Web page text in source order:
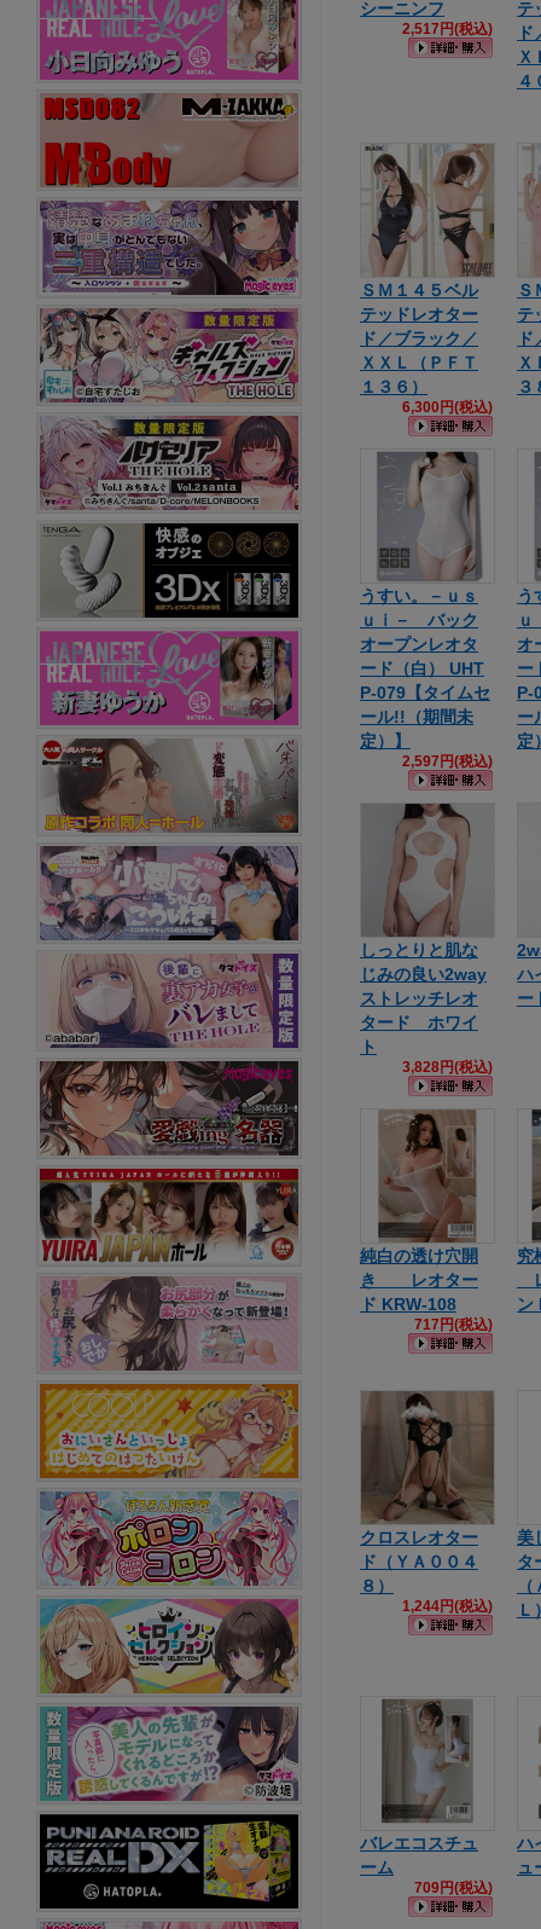
シーニンフ
2,517円(税込)
テ
Ｘ
４
ＳＭ１４５ベル
テッドレオター
ド／ブラック／
ＸＸＬ（ＰＦＴ
１３６）
6,300円(税込)
Ｓ
テ
Ｘ
３
うすい。－ｕｓ
ｕｉ－ バック
オープンレオタ
ード（白） UHT
P-079【タイムセ
ール!!（期間未
定）】
2,597円(税込)
う
オ
ー
P-
ー
定
しっとりと肌な
じみの良い2way
ストレッチレオ
タード ホワイ
ト
3,828円(税込)
ハ
ー
純白の透け穴開
き レオター
ド KRW-108
717円(税込)
究
ン
クロスレオター
ド（ＹＡ００４
８）
1,244円(税込)
美
タ
Ｌ
バレエコスチュ
ーム
709円(税込)
ハ
ュ